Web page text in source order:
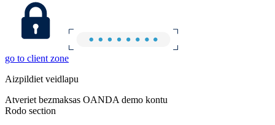
go to client zone
Aizpildiet veidlapu
Atveriet bezmaksas OANDA demo kontu
Rodo section